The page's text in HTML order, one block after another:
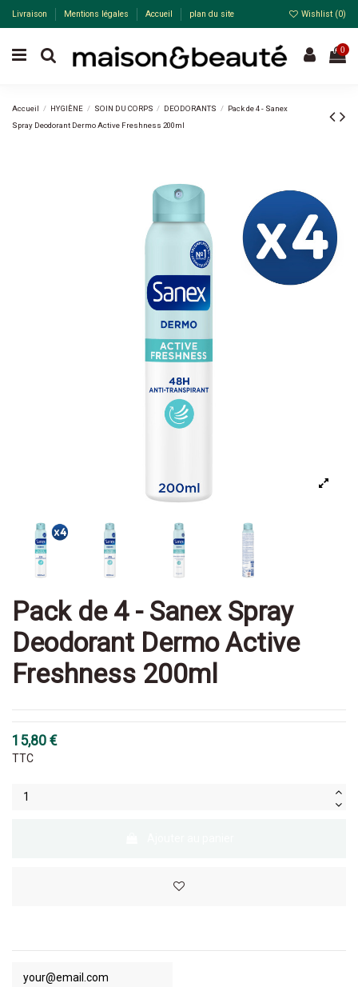
Livraison Mentions légales Accueil plan du site Wishlist (0)
0
Accueil HYGIÈNE SOIN DU CORPS DEODORANTS
Pack de 4 - Sanex
Spray Deodorant Dermo Active Freshness 200ml
Pack de 4 - Sanex Spray
Deodorant Dermo Active
Freshness 200ml
15,80 €
TTC